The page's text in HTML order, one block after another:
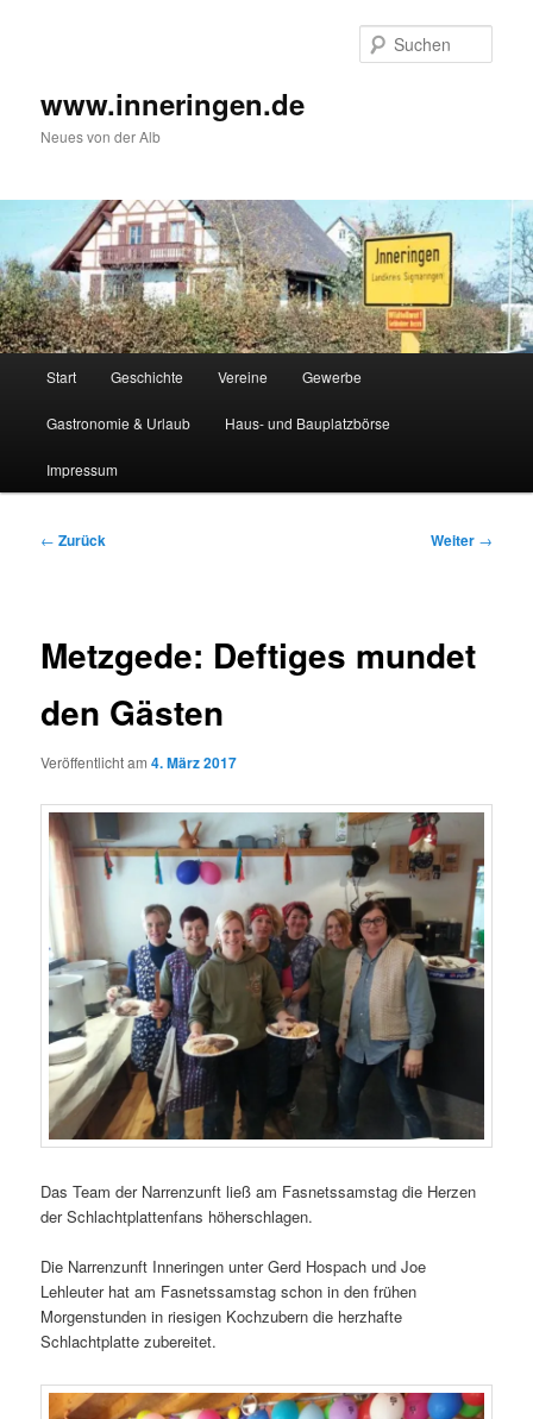
www.inneringen.de
Neues von der Alb
Start Geschichte Vereine Gewerbe
Gastronomie & Urlaub Haus- und Bauplatzbörse
Impressum
Beitragsnavigation
← Zurück Weiter →
Metzgede: Deftiges mundet
den Gästen
Veröffentlicht am4. März 2017
Das Team der Narrenzunft ließ am Fasnetssamstag die Herzen
der Schlachtplattenfans höherschlagen.
Die Narrenzunft Inneringen unter Gerd Hospach und Joe
Lehleuter hat am Fasnetssamstag schon in den frühen
Morgenstunden in riesigen Kochzubern die herzhafte
Schlachtplatte zubereitet.